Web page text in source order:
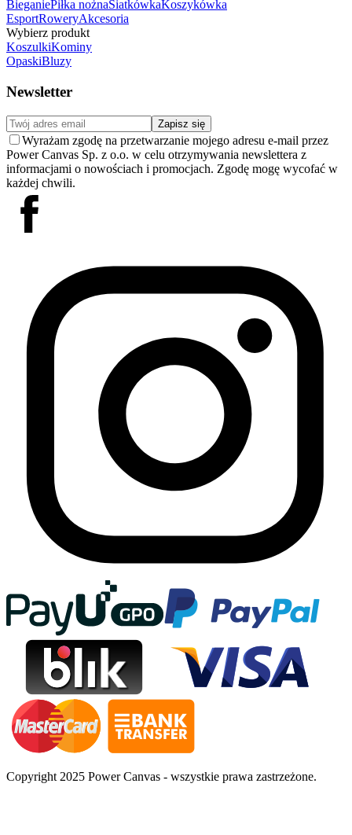
BieganiePiłka nożnaSiatkówkaKoszykówka
EsportRoweryAkcesoria
Wybierz produkt
KoszulkiKominy
OpaskiBluzy
Newsletter
Zapisz się
Wyrażam zgodę na przetwarzanie mojego adresu e-mail przez
Power Canvas Sp. z o.o. w celu otrzymywania newslettera z
informacjami o nowościach i promocjach. Zgodę mogę wycofać w
każdej chwili.
Copyright 2025 Power Canvas - wszystkie prawa zastrzeżone.